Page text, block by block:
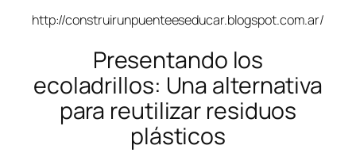
http://construirunpuenteeseducar.blogspot.com.ar/
Presentando los
ecoladrillos: Una alternativa
para reutilizar residuos
plásticos